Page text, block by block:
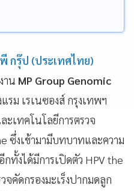
กรุ๊ป (ประเทศไทย)
าน MP Group Genomic
รม เรเนซองส์ กรุงเทพฯ
ะเทคโนโลยีการตรวจ
ซึ่งเข้ามามีบทบาทและความ
ทั้งได้มีการเปิดตัว HPV the
จคัดกรองมะเร็งปากมดลูก